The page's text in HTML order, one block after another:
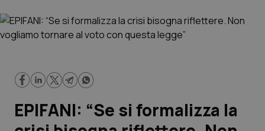
Governo e Parlamento
Regioni e Asl
EPIFANI: “Se si formalizza la